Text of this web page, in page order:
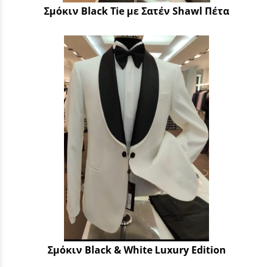
Σμόκιν Black Tie με Σατέν Shawl Πέτα
Σμόκιν Black & White Luxury Edition